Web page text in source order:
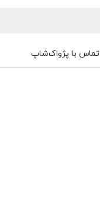
تماس با پژواک‌شاپ